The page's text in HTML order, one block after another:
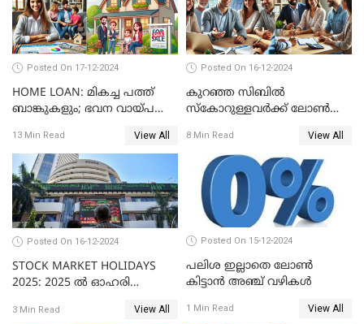
Posted On 17-12-2024
HOME LOAN: മികച്ച പത്ത്
ബാങ്കുകളും; ഭവന വായ്പ
13 Min Read View All
Posted On 16-12-2024
കുറഞ്ഞ സിബിൽ
സ്കോറുള്ളവർക്ക് ലോൺ
8 Min Read View All
Posted On 16-12-2024
STOCK MARKET HOLIDAYS
2025: 2025 ൽ ഓഹരി
ദിനങ്ങൾ
3 Min Read View All
Posted On 15-12-2024
പലിശ ഇല്ലാതെ ലോൺ
കിട്ടാൻ അഞ്ച് വഴികൾ
1 Min Read View All